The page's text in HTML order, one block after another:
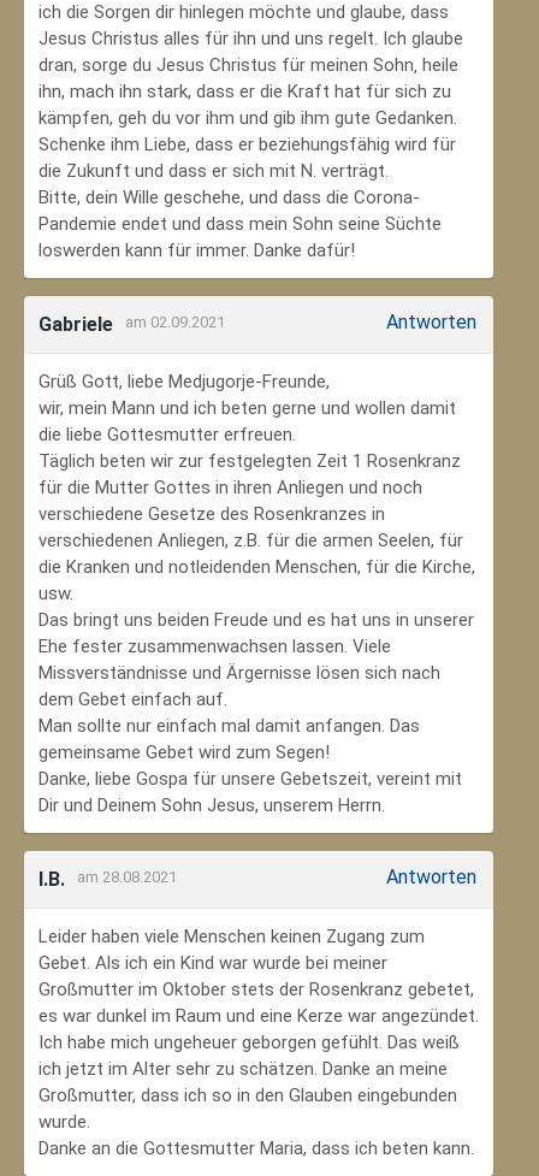
ich die Sorgen dir hinlegen möchte und glaube, dass
Jesus Christus alles für ihn und uns regelt. Ich glaube
dran, sorge du Jesus Christus für meinen Sohn‚ heile
ihn, mach ihn stark, dass er die Kraft hat für sich zu
kämpfen, geh du vor ihm und gib ihm gute Gedanken.
Schenke ihm Liebe, dass er beziehungsfähig wird für
die Zukunft und dass er sich mit N. verträgt.
Bitte, dein Wille geschehe, und dass die Corona-
Pandemie endet und dass mein Sohn seine Süchte
loswerden kann für immer. Danke dafür!
Gabriele am 02.09.2021 Antworten
Grüß Gott, liebe Medjugorje-Freunde,
wir, mein Mann und ich beten gerne und wollen damit
die liebe Gottesmutter erfreuen.
Täglich beten wir zur festgelegten Zeit 1 Rosenkranz
für die Mutter Gottes in ihren Anliegen und noch
verschiedene Gesetze des Rosenkranzes in
verschiedenen Anliegen, z.B. für die armen Seelen, für
die Kranken und notleidenden Menschen, für die Kirche,
usw.
Das bringt uns beiden Freude und es hat uns in unserer
Ehe fester zusammenwachsen lassen. Viele
Missverständnisse und Ärgernisse lösen sich nach
dem Gebet einfach auf.
Man sollte nur einfach mal damit anfangen. Das
gemeinsame Gebet wird zum Segen!
Danke, liebe Gospa für unsere Gebetszeit, vereint mit
Dir und Deinem Sohn Jesus, unserem Herrn.
I.B. am 28.08.2021 Antworten
Leider haben viele Menschen keinen Zugang zum
Gebet. Als ich ein Kind war wurde bei meiner
Großmutter im Oktober stets der Rosenkranz gebetet,
es war dunkel im Raum und eine Kerze war angezündet.
Ich habe mich ungeheuer geborgen gefühlt. Das weiß
ich jetzt im Alter sehr zu schätzen. Danke an meine
Großmutter, dass ich so in den Glauben eingebunden
wurde.
Danke an die Gottesmutter Maria, dass ich beten kann.